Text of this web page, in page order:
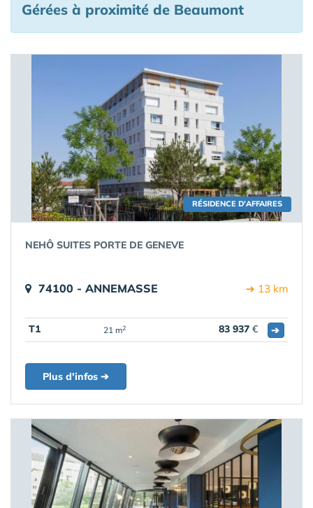
Gérées à proximité de Beaumont
RÉSIDENCE D'AFFAIRES
NEHÔ SUITES PORTE DE GENEVE
74100 - ANNEMASSE ➔ 13 km
T1 21 m2 83 937 € ➔
Plus d'infos ➔